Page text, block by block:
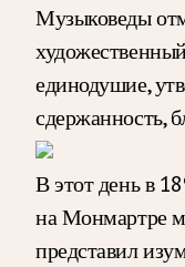
Музыковеды
единодушие,
сдержанность,
В этот день в
на Монмартре
представил